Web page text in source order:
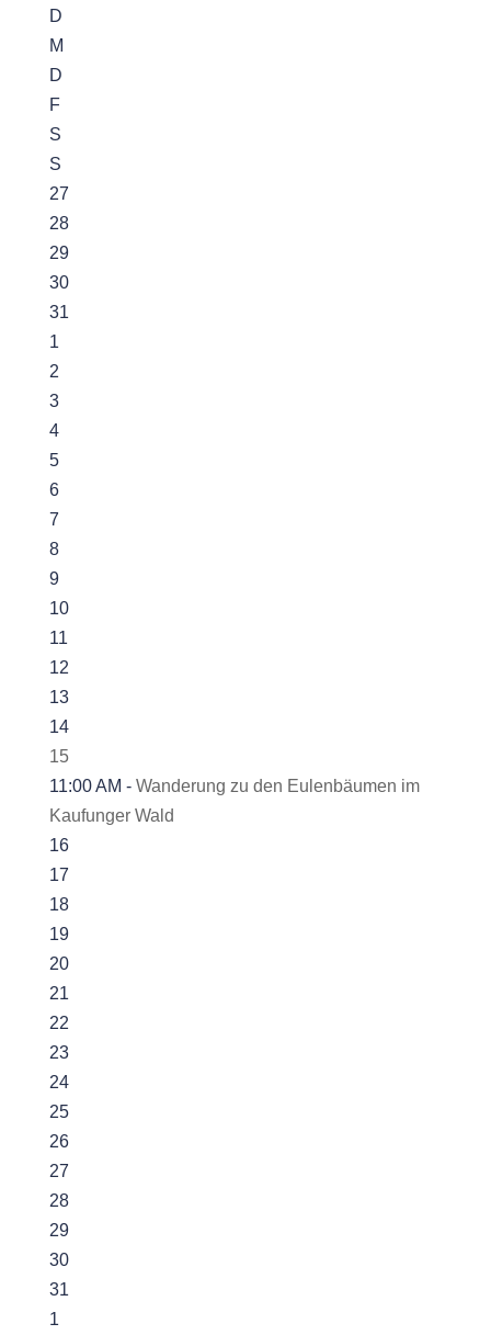
D
M
D
F
S
S
27
28
29
30
31
1
2
3
4
5
6
7
8
9
10
11
12
13
14
15
11:00 AM - Wanderung zu den Eulenbäumen im
Kaufunger Wald
16
17
18
19
20
21
22
23
24
25
26
27
28
29
30
31
1